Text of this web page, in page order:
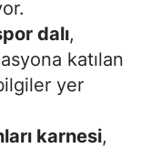
dalı,
katılan
yer
karnesi,